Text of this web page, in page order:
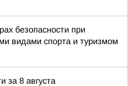
безопасности при
видами спорта и туризмом
за 8 августа